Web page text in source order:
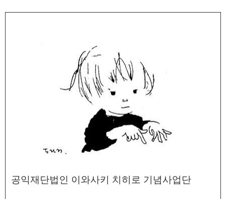
공익재단법인 이와사키 치히로 기념사업단